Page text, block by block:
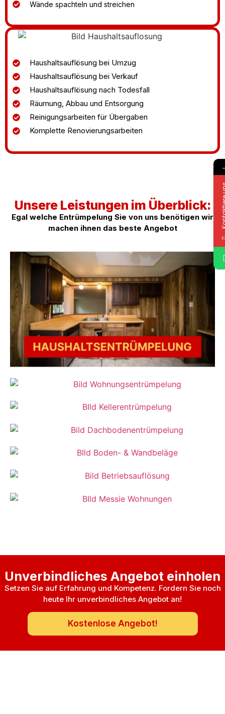
Wände spachteln und streichen
Haushaltsauflösung bei Umzug
Haushaltsauflösung bei Verkauf
Haushaltsauflösung nach Todesfall
Räumung, Abbau und Entsorgung
Reinigungsarbeiten für Übergaben
Komplette Renovierungsarbeiten
Unsere Leistungen im Überblick:
Egal welche Entrümpelung Sie von uns benötigen wir
machen ihnen das beste Angebot
Unverbindliches Angebot einholen
Setzen Sie auf Erfahrung und Kompetenz. Fordern Sie noch
heute Ihr unverbindliches Angebot an!
Kostenlose Angebot!